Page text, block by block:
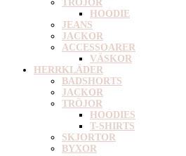
TRÖJOR
HOODIE
JEANS
JACKOR
ACCESSOARER
VÄSKOR
HERRKLÄDER
BADSHORTS
JACKOR
TRÖJOR
HOODIES
T-SHIRTS
SKJORTOR
BYXOR